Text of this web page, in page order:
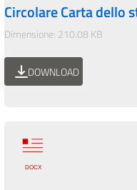
Circolare Carta dello
Dimensione: 210.08 KB
DOWNLOAD